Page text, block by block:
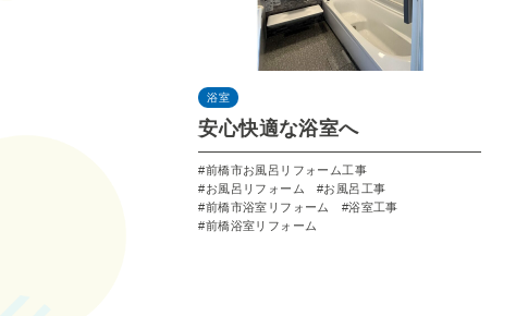
浴室
安心快適な浴室へ
前橋市お風呂リフォーム工事
お風呂リフォーム
お風呂工事
前橋市浴室リフォーム
浴室工事
前橋浴室リフォーム